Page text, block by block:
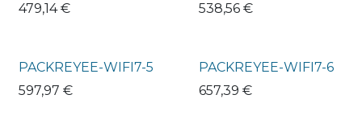
479,14€
538,56€
PACKREYEE-WIFI7-5
597,97 €
PACKREYEE-WIFI7-6
657,39 €